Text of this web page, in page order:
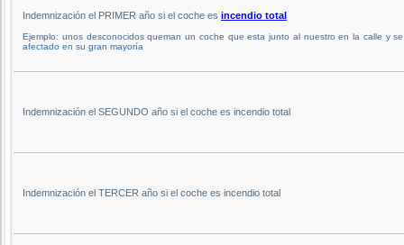
Indemnización el PRIMER año si el coche es incendio total
Ejemplo: unos desconocidos queman un coche que esta junto al nuestro en la calle y
afectado en su gran mayoría
Indemnización el SEGUNDO año si el coche es incendio total
Indemnización el TERCER año si el coche es incendio total